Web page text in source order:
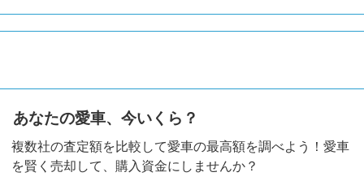
あなたの愛車、今いくら？
複数社の査定額を比較して愛車の最高額を調べよう！愛車
を賢く売却して、購入資金にしませんか？